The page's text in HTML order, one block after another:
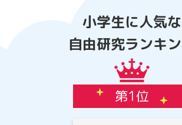
小学生に人気な
自由研究ランキ
第1位